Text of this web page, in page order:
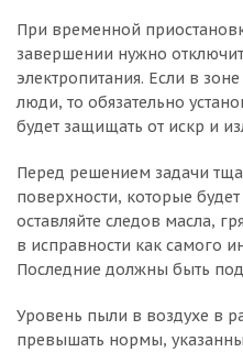
При временной
завершении нужно
электропитания. Если в
люди, то обязательно
будет защищать от искр и
Перед решением задачи
поверхности, которые
оставляйте следов масла,
в исправности как самого
Последние должны быть
Уровень пыли в воздухе в
превышать нормы,